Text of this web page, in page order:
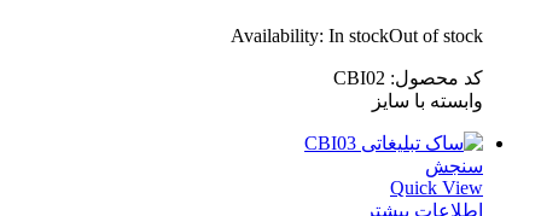
Availability: In stockOut of stock
کد محصول: CBI02
وابسته با سایز
سنجش
Quick View
اطلاعات بیشتر